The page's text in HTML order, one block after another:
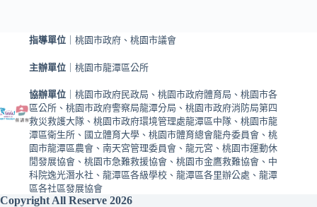
指導單位 ｜桃園市政府、桃園市議會
主辦單位 ｜桃園市龍潭區公所
協辦單位 ｜桃園市政府民政局、桃園市政府體育局、桃園市各
區公所、桃園市政府警察局龍潭分局、桃園市政府消防局第四
救災救護大隊、桃園市政府環境管理處龍潭區中隊、桃園市龍
潭區衛生所、國立體育大學、桃園市體育總會龍舟委員會、桃
園市龍潭區農會、南天宮管理委員會、龍元宮、桃園市運動休
閒發展協會、桃園市急難救援協會、桃園市金鷹救難協會、中
科院逸光潛水社、龍潭區各級學校、龍潭區各里辦公處、龍潭
區各社區發展協會
Copyright All Reserve 2026